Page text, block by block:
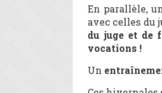
En parallèle,
avec celles du
du juge et de
vocations !
Un